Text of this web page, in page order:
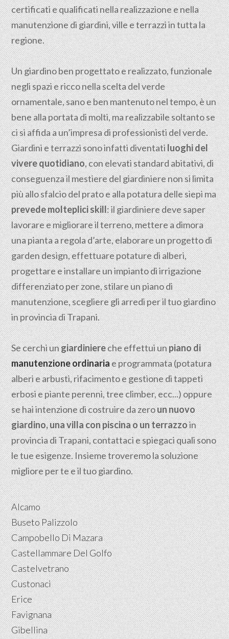
certificati e qualificati nella realizzazione e nella
manutenzione di giardini, ville e terrazzi in tutta la
regione.
Un giardino ben progettato e realizzato, funzionale
negli spazi e ricco nella scelta del verde
ornamentale, sano e ben mantenuto nel tempo, è un
bene alla portata di molti, ma realizzabile soltanto se
ci si affida a un’impresa di professionisti del verde.
Giardini e terrazzi sono infatti diventatiluoghi del
vivere quotidiano, con elevati standard abitativi, di
conseguenza il mestiere del giardiniere non si limita
più allo sfalcio del prato e alla potatura delle siepi ma
prevede molteplici skill: il giardiniere deve saper
lavorare e migliorare il terreno, mettere a dimora
una pianta a regola d’arte, elaborare un progetto di
garden design, effettuare potature di alberi,
progettare e installare un impianto di irrigazione
differenziato per zone, stilare un piano di
manutenzione, scegliere gli arredi per il tuo giardino
in provincia di Trapani.
Se cerchi ungiardiniereche effettui unpiano di
manutenzione ordinariae programmata (potatura
alberi e arbusti, rifacimento e gestione di tappeti
erbosi e piante perenni, tree climber, ecc...) oppure
se hai intenzione di costruire da zeroun nuovo
giardino, una villa con piscina o un terrazzoin
provincia di Trapani, contattaci e spiegaci quali sono
le tue esigenze. Insieme troveremo la soluzione
migliore per te e il tuo giardino.
Alcamo
Buseto Palizzolo
Campobello Di Mazara
Castellammare Del Golfo
Castelvetrano
Custonaci
Erice
Favignana
Gibellina